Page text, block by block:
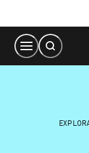
Content